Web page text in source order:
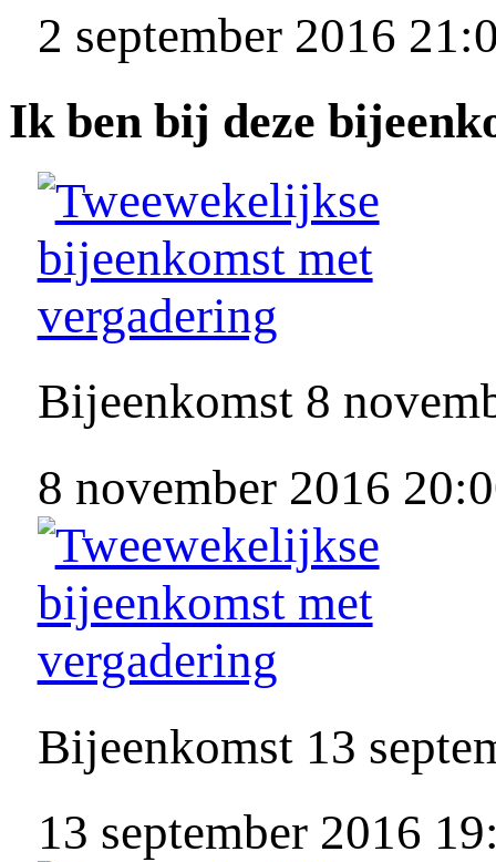
2 september 2016
Ik ben bij deze
Bijeenkomst 8
8 november 2016
Bijeenkomst 13
13 september 2016